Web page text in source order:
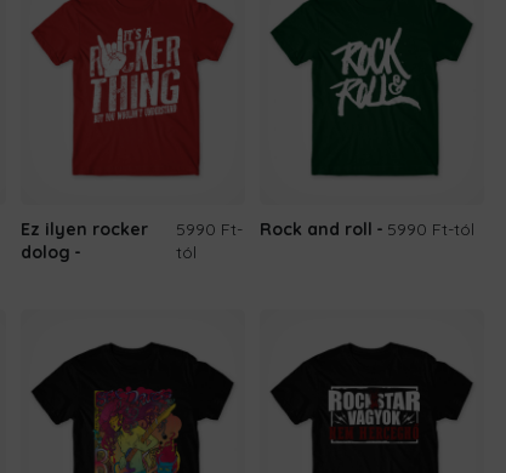
Ez ilyen rocker
dolog
5990 Ft-
tól
Rock and roll 5990 Ft-tól